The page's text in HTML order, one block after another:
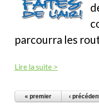
parcourra les
Lire la suite >
PAGES
« premier ‹